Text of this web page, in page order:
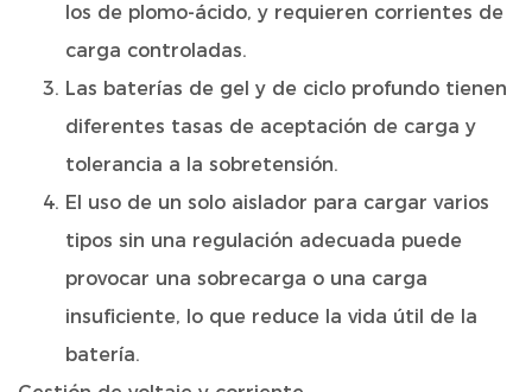
los de plomo-ácido, y requieren corrientes de
carga controladas.
Las baterías de gel y de ciclo profundo tienen
diferentes tasas de aceptación de carga y
tolerancia a la sobretensión.
El uso de un solo aislador para cargar varios
tipos sin una regulación adecuada puede
provocar una sobrecarga o una carga
insuficiente, lo que reduce la vida útil de la
batería.